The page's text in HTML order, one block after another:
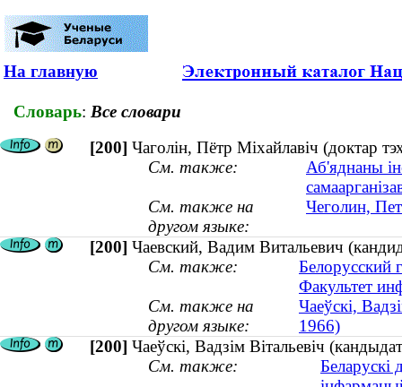
На главную
Словарь: Все словари
[200] Чаголін, Пётр Міхайлавіч (доктар
См. также:
Аб'яднаны
См. также на
другом языке:
Чеголин,
[200] Чаевский, Вадим Витальевич
См. также:
Белорусский
Факультет
См. также на
другом языке:
Чаеўскі,
1966)
[200] Чаеўскі, Вадзім Вітальевіч
См. также:
Беларускі